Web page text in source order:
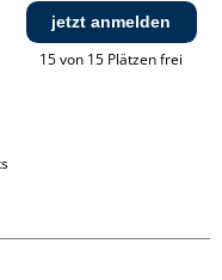
jetzt anmelden
15 von 15 Plätzen frei